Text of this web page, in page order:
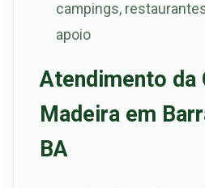
campings,
apoio
Atendimento da
Madeira em
BA